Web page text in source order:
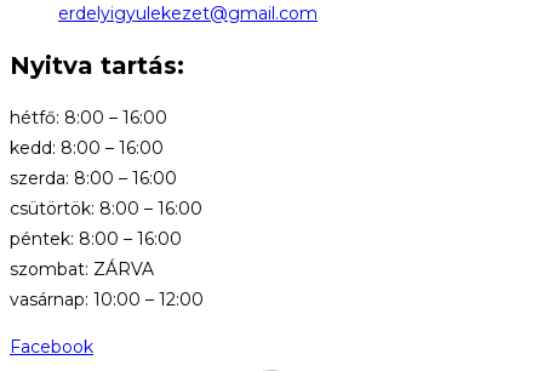
erdelyigyulekezet@gmail.com
Nyitva tartás:
hétfő: 8:00 – 16:00
kedd: 8:00 – 16:00
szerda: 8:00 – 16:00
csütörtök: 8:00 – 16:00
péntek: 8:00 – 16:00
szombat: ZÁRVA
vasárnap: 10:00 – 12:00
Facebook